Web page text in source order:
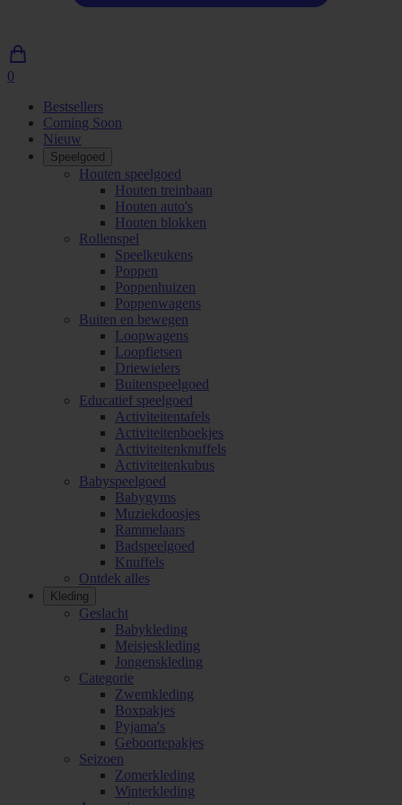
0
winkelwagen
Bestsellers
Coming Soon
Nieuw
Speelgoed
Houten speelgoed
Houten treinbaan
Houten auto's
Houten blokken
Rollenspel
Speelkeukens
Poppen
Poppenhuizen
Poppenwagens
Buiten en bewegen
Loopwagens
Loopfietsen
Driewielers
Buitenspeelgoed
Educatief speelgoed
Activiteitentafels
Activiteitenboekjes
Activiteitenknuffels
Activiteitenkubus
Babyspeelgoed
Babygyms
Muziekdoosjes
Rammelaars
Badspeelgoed
Knuffels
Ontdek alles
Kleding
Geslacht
Babykleding
Meisjeskleding
Jongenskleding
Categorie
Zwemkleding
Boxpakjes
Pyjama's
Geboortepakjes
Seizoen
Zomerkleding
Winterkleding